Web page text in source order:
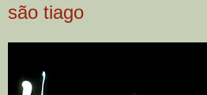
são tiago